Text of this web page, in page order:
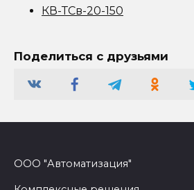
КВ-ТСв-20-150
Поделиться с друзьями
ООО "Автоматизация"